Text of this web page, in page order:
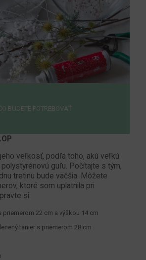
BUDETE POTREBOVAŤ
veľkosť, podľa toho, akú veľkú
guľu. Počítajte s tým,
tretinu bude väčšia. Môžete
ktoré som uplatnila pri
si:
priemerom 22 cm a výškou 14 cm
tanier s priemerom 28 cm